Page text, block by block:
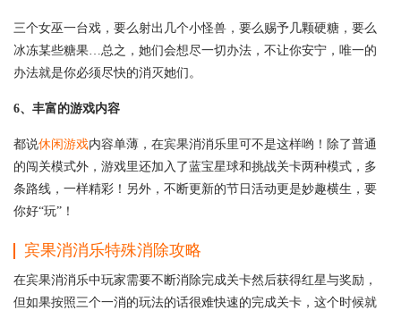
三个女巫一台戏，要么射出几个小怪兽，要么赐予几颗硬糖，要么
冰冻某些糖果…总之，她们会想尽一切办法，不让你安宁，唯一的
办法就是你必须尽快的消灭她们。
6、丰富的游戏内容
都说休闲游戏内容单薄，在宾果消消乐里可不是这样哟！除了普通
的闯关模式外，游戏里还加入了蓝宝星球和挑战关卡两种模式，多
条路线，一样精彩！另外，不断更新的节日活动更是妙趣横生，要
你好“玩”！
宾果消消乐特殊消除攻略
在宾果消消乐中玩家需要不断消除完成关卡然后获得红星与奖励，
但如果按照三个一消的玩法的话很难快速的完成关卡，这个时候就